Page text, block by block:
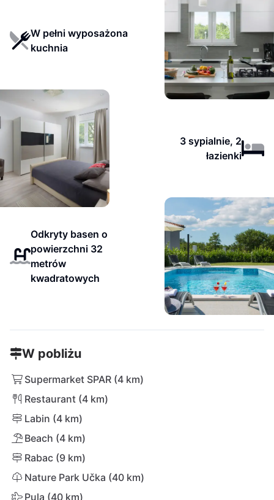
W pełni wyposażona
kuchnia
3 sypialnie, 2
łazienki
Odkryty basen o
powierzchni 32
metrów
kwadratowych
W pobliżu
Supermarket SPAR (4 km)
Restaurant (4 km)
Labin (4 km)
Beach (4 km)
Rabac (9 km)
Nature Park Učka (40 km)
Pula (40 km)